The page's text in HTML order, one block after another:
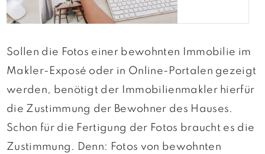
Sollen die Fotos einer bewohnten Immobilie im
Makler-Exposé oder in Online-Portalen gezeigt
werden, benötigt der Immobilienmakler hierfür
die Zustimmung der Bewohner des Hauses.
Schon für die Fertigung der Fotos braucht es die
Zustimmung. Denn: Fotos von bewohnten